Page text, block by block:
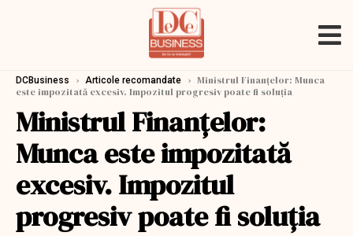
DCBusiness › Articole recomandate › Ministrul Finanțelor: Munca
este impozitată excesiv. Impozitul progresiv poate fi soluția
Ministrul Finanțelor:
Munca este impozitată
excesiv. Impozitul
progresiv poate fi soluția